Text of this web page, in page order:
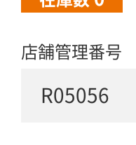
店舗管理番号
R05056